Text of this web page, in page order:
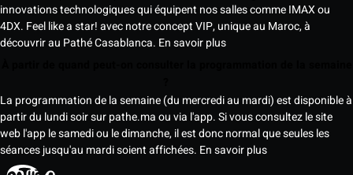
innovations technologiques qui équipent nos salles comme IMAX ou
4DX. Feel like a star! avec notre concept VIP, unique au Maroc, à
découvrir au Pathé Casablanca. En savoir plus
La programmation de la semaine (du mercredi au mardi) est disponible à
partir du lundi soir sur pathe.ma ou via l'app. Si vous consultez le site
web l'app le samedi ou le dimanche, il est donc normal que seules les
séances jusqu'au mardi soient affichées. En savoir plus